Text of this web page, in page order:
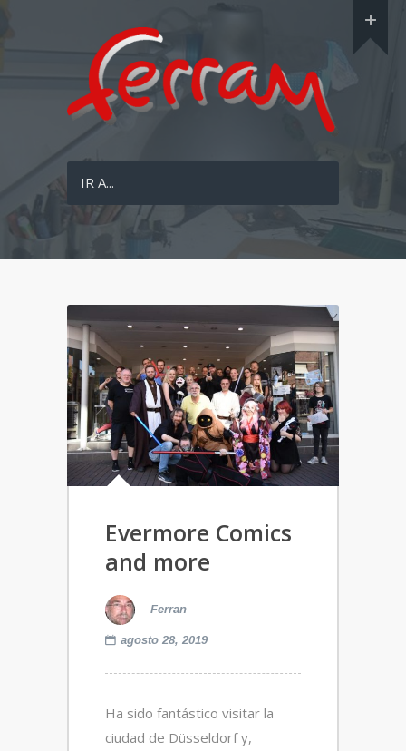
IR A...
Evermore Comics
and more
Ferran
agosto 28, 2019
Ha sido fantástico visitar la
ciudad de Düsseldorf y,